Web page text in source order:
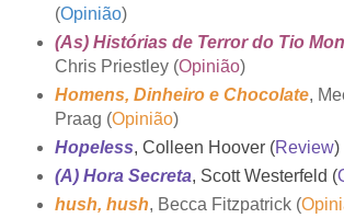
(Opinião)
(As) Histórias de Terror do Tio
Chris Priestley (Opinião)
Homens, Dinheiro e Chocolate,
Praag (Opinião)
Hopeless, Colleen Hoover (Review)
(A) Hora Secreta, Scott Westerfeld (
hush, hush, Becca Fitzpatrick (